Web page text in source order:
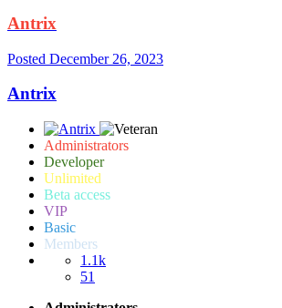
Antrix
Posted December 26, 2023
Antrix
Administrators
Developer
Unlimited
Beta access
VIP
Basic
Members
1.1k
51